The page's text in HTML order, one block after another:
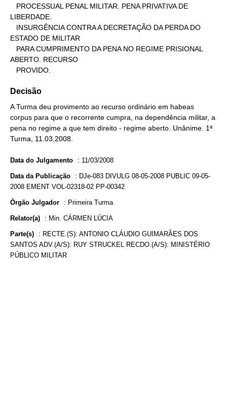
LIBERDADE.
ESTADO DE MILITAR
ABERTO. RECURSO
   PROVIDO.
Decisão
A Turma deu provimento ao recurso ordinário em habeas
corpus para que o recorrente cumpra, na dependência militar, a
pena no regime a que tem direito - regime aberto. Unânime. 1ª
Turma, 11.03.2008.
Data do Julgamento : 11/03/2008
Data da Publicação : DJe-083 DIVULG 08-05-2008 PUBLIC 09-05-
2008 EMENT VOL-02318-02 PP-00342
Órgão Julgador : Primeira Turma
Relator(a) : Min. CÁRMEN LÚCIA
Parte(s) : RECTE.(S): ANTONIO CLÁUDIO GUIMARÃES DOS
SANTOS ADV.(A/S): RUY STRUCKEL RECDO.(A/S): MINISTÉRIO
PÚBLICO MILITAR